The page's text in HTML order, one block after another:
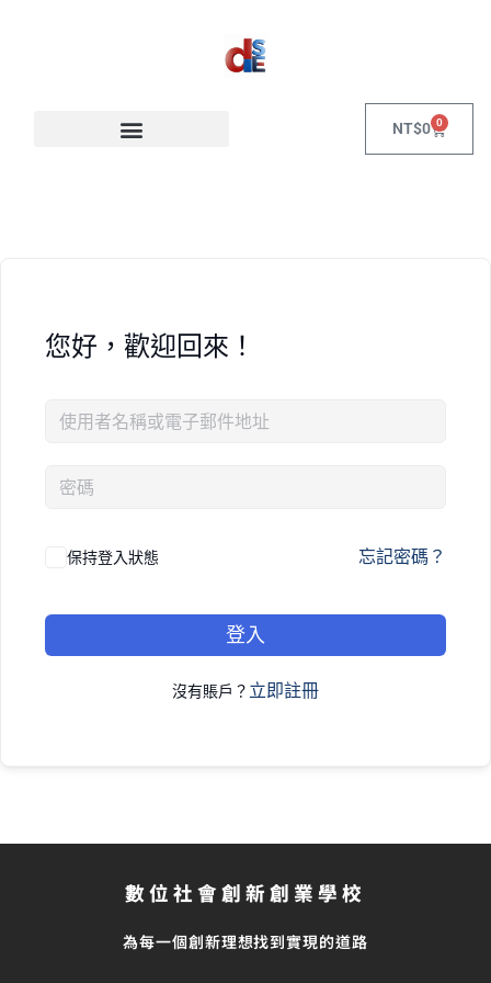
NT$0 0
您好，歡迎回來！
保持登入狀態 忘記密碼？
登入
沒有賬戶？ 立即註冊
數位社會創新創業學校
為每一個創新理想找到實現的道路